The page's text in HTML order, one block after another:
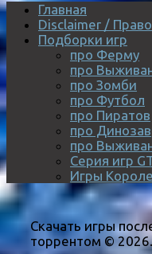
Главная
Disclaimer /
Подборки игр
про Ферму
про
про Зомби
про Футбол
про Пиратов
про
про
Серия игр
Игры
Скачать игры
торрентом ©